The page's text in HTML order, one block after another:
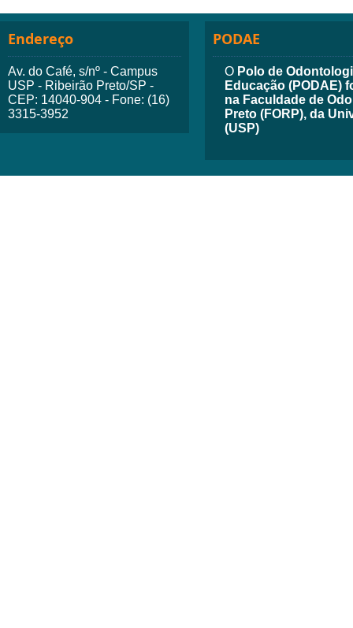
Endereço
Av. do Café, s/nº - Campus
USP - Ribeirão Preto/SP -
CEP: 14040-904 - Fone: (16)
3315-3952
PODAE
O Polo de
Educação (PODAE)
na Faculdade de
Preto (FORP), da
(USP)